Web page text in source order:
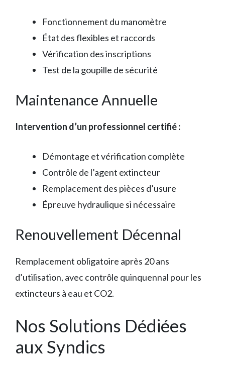
Fonctionnement du manomètre
État des flexibles et raccords
Vérification des inscriptions
Test de la goupille de sécurité
Maintenance Annuelle
Intervention d’un professionnel certifié :
Démontage et vérification complète
Contrôle de l’agent extincteur
Remplacement des pièces d’usure
Épreuve hydraulique si nécessaire
Renouvellement Décennal
Remplacement obligatoire après 20 ans
d’utilisation, avec contrôle quinquennal pour les
extincteurs à eau et CO2.
Nos Solutions Dédiées
aux Syndics